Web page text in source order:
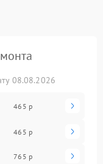
08.08.2026
465 р
465 р
765 р